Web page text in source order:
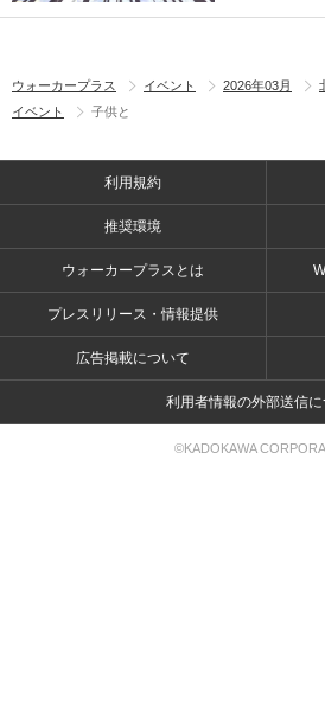
ウォーカープラス イベント 2026年03月
イベント
子供と
利用規約
推奨環境
ウォーカープラスとは
プレスリリース・情報提供
広告掲載について
利用者情報の外部送信に
©KADOKAWA